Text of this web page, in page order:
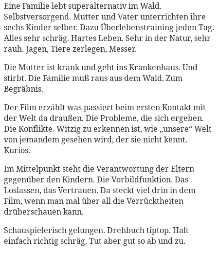
Eine Familie lebt superalternativ im Wald.
Selbstversorgend. Mutter und Vater unterrichten ihre
sechs Kinder selber. Dazu Überlebenstraining jeden Tag.
Alles sehr schräg. Hartes Leben. Sehr in der Natur, sehr
rauh. Jagen, Tiere zerlegen, Messer.
Die Mutter ist krank und geht ins Krankenhaus. Und
stirbt. Die Familie muß raus aus dem Wald. Zum
Begräbnis.
Der Film erzählt was passiert beim ersten Kontakt mit
der Welt da draußen. Die Probleme, die sich ergeben.
Die Konflikte. Witzig zu erkennen ist, wie „unsere“ Welt
von jemandem gesehen wird, der sie nicht kennt.
Kurios.
Im Mittelpunkt steht die Verantwortung der Eltern
gegenüber den Kindern. Die Vorbildfunktion. Das
Loslassen, das Vertrauen. Da steckt viel drin in dem
Film, wenn man mal über all die Verrücktheiten
drüberschauen kann.
Schauspielerisch gelungen. Drehbuch tiptop. Halt
einfach richtig schräg. Tut aber gut so ab und zu.